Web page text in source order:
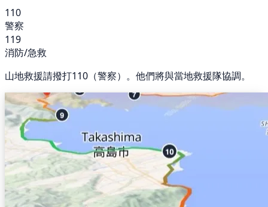
110
警察
119
消防/急救
山地救援請撥打110（警察）。他們將與當地救援隊協調。